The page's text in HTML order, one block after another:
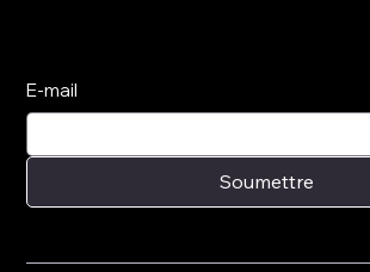
E-mail
Soumettre